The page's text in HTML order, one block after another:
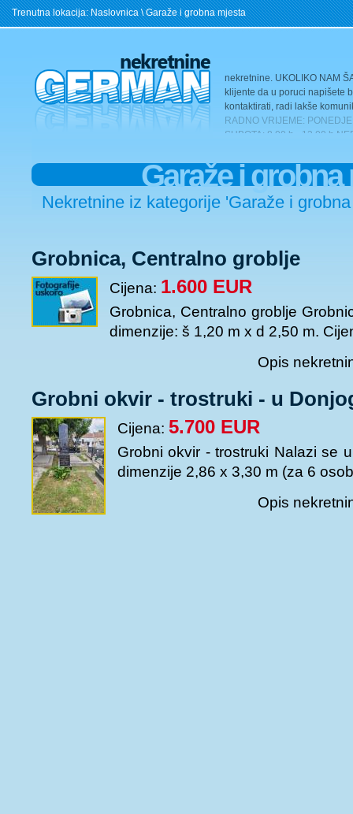
Trenutna lokacija:Naslovnica\ Garaže i grobna mjesta
nekretnine. UKOLIKO NAM
klijente da u poruci napišete
kontaktirati, radi lakše
RADNO VRIJEME:
SUBOTA: 8 00 h - 13 00 h
kontaktirati, radi lakše
RADNO VRIJEME:
SUBOTA: 8 00 h - 13 00 h
nekretnine. UKOLIKO NAM
RADNO VRIJEME:
SUBOTA: 8 00 h - 13 00 h
nekretnine. UKOLIKO NAM
kontaktirati, radi lakše
RADNO VRIJEME:
SUBOTA: 8 00 h - 13 00 h
nekretnine. UKOLIKO NAM
klijente da u poruci napišete
RADNO VRIJEME:
SUBOTA: 8 00 h - 13 00 h
nekretnine. UKOLIKO NAM
kontaktirati, radi lakše
Garaže i grobna
Nekretnine iz kategorije 'Garaže i
Grobnica, Centralno groblje
Cijena: 1.600 EUR
Grobnica, Centralno groblje
dimenzije: š 1,20 m x d 2,50 m.
Opis
Grobni okvir - trostruki - u
Cijena: 5.700 EUR
Grobni okvir - trostruki Nalazi se
dimenzije 2,86 x 3,30 m (za 6
Opis